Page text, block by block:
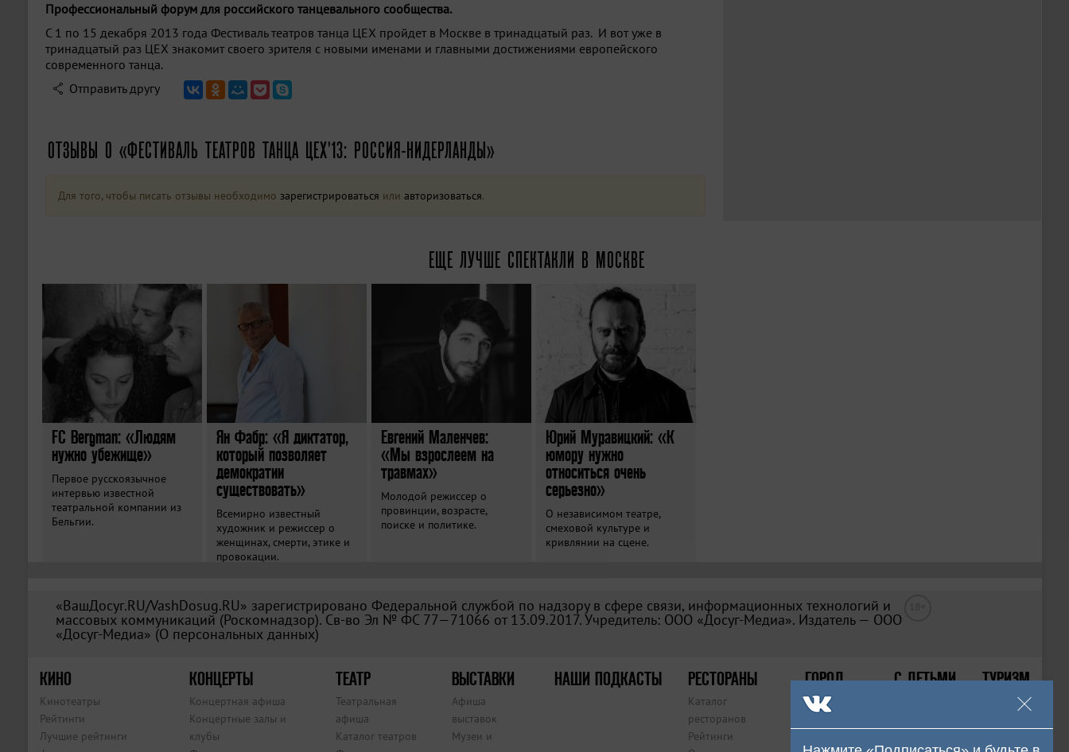
Профессиональный форум для российского танцевального сообщества.
С 1 по 15 декабря 2013 года Фестиваль театров танца ЦЕХ пройдет в Москве в тринадцатый раз. И вот уже в
тринадцатый раз ЦЕХ знакомит своего зрителя с новыми именами и главными достижениями европейского
современного танца.
Отправить другу
ОТЗЫВЫ О «ФЕСТИВАЛЬ ТЕАТРОВ ТАНЦА ЦЕХ'13: РОССИЯ-НИДЕРЛАНДЫ»
Для того, чтобы писать отзывы необходимо зарегистрироваться или авторизоваться.
ЕЩЕ ЛУЧШЕ СПЕКТАКЛИ В МОСКВЕ
FC Bergman: «Людям
нужно убежище»
Первое русскоязычное
интервью известной
театральной компании из
Бельгии.
Ян Фабр: «Я диктатор,
который позволяет
демократии
существовать»
Всемирно известный
художник и режиссер о
женщинах, смерти, этике и
провокации.
Евгений Маленчев:
«Мы взрослеем на
травмах»
Молодой режиссер о
провинции, возрасте,
поиске и политике.
Юрий Муравицкий: «К
юмору нужно
относиться очень
серьезно»
О независимом театре,
смеховой культуре и
кривлянии на сцене.
«ВашДосуг.RU/VashDosug.RU» зарегистрировано Федеральной службой по надзору в сфере связи, информационных технологий и
массовых коммуникаций (Роскомнадзор). Св-во Эл № ФС 77—71066 от 13.09.2017. Учредитель: ООО «Досуг-Медиа». Издатель — ООО
«Досуг-Медиа» (О персональных данных)
КИНО
Кинотеатры
Рейтинги
Лучшие рейтинги
КОНЦЕРТЫ
Концертная афиша
Концертные залы и
клубы
ТЕАТР
Театральная
афиша
Каталог театров
ВЫСТАВКИ
Афиша
выставок
Музеи и
НАШИ ПОДКАСТЫ РЕСТОРАНЫ
Каталог
ресторанов
Рейтинги
ГОРОД
Места
С ДЕТЬМИ ТУРИЗМ